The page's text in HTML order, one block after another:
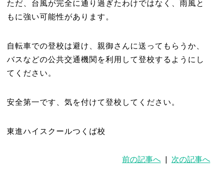
ただ、台風が完全に通り過ぎたわけではなく、雨風と
もに強い可能性があります。
自転車での登校は避け、親御さんに送ってもらうか、
バスなどの公共交通機関を利用して登校するようにし
てください。
安全第一です、気を付けて登校してください。
東進ハイスクールつくば校
前の記事へ 次の記事へ